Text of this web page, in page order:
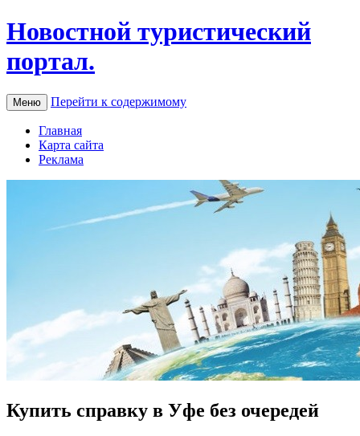
Новостной туристический
портал.
Меню Перейти к содержимому
Главная
Карта сайта
Реклама
Купить справку в Уфе без очередей